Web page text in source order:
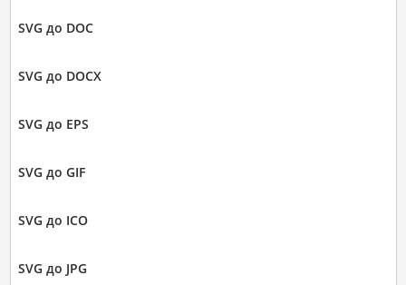
SVG до DOC
SVG до DOCX
SVG до EPS
SVG до GIF
SVG до ICO
SVG до JPG